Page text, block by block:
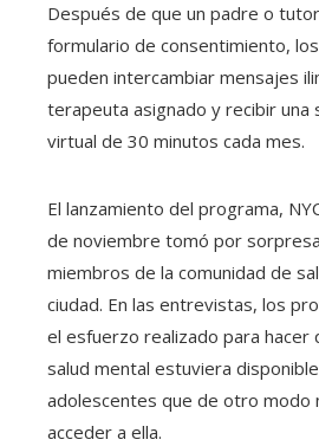
Después de que un padre o
formulario de consentimiento,
pueden intercambiar mensajes
terapeuta asignado y recibir una
virtual de 30 minutos cada mes.
El lanzamiento del programa,
de noviembre tomó por
miembros de la comunidad de
ciudad. En las entrevistas, los
el esfuerzo realizado para hacer
salud mental estuviera
adolescentes que de otro modo
acceder a ella.